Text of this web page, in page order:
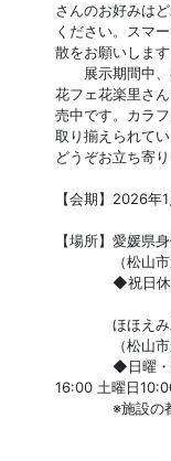
さんのお好みは
ください。スマ
散をお願いします
展示期間中、
花フェ花楽里さ
売中です。カラ
取り揃えられて
どうぞお立ち寄り
【会期】2026
【場所】愛媛県
（松山市道
◆祝日休み
ほほえみ工
（松山市道
◆日曜・祝
16:00 土曜日
※施設の都合